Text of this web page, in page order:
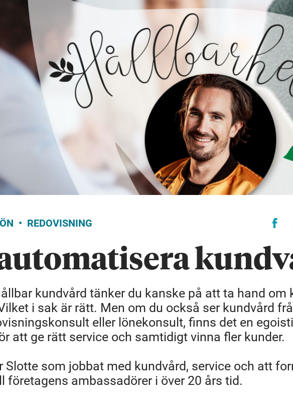
REDOVISNING
kundvård tänker du kanske på att ta hand om
i sak är rätt. Men om du också ser kundvård
eller lönekonsult, finns det en
att ge rätt service och samtidigt vinna fler kunder.
Slotte som jobbat med kundvård, service och att
företagens ambassadörer i över 20 års tid.